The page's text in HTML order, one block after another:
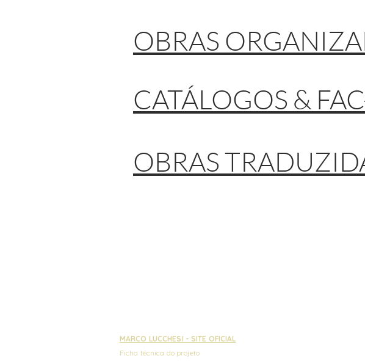
OBRAS
CATÁLOGOS &
OBRAS
MARCO LUCCHESI - SITE OFICIAL
Ficha técnica do projeto